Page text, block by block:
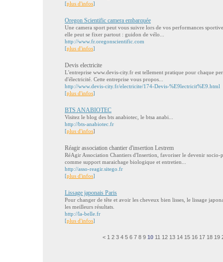
[plus d'infos]
Oregon Scientific camera embarquée
Une camera sport peut vous suivre lors de vos performances
elle peut se fixer partout : guidon de vélo...
http://www.fr.oregonscientific.com
[plus d'infos]
Devis electricite
L'entreprise www.devis-city.fr est tellement pratique pour chaque
d'électricité. Cette entreprise vous propos...
http://www.devis-city.fr/electricite/174-Devis-%E9lectricit%E9.html
[plus d'infos]
BTS ANABIOTEC
Visitez le blog des bts anabiotec , le btsa anabi...
http://bts-anabiotec.fr
[plus d'infos]
Réagir association chantier d'insertion Lestrem
RéAgir Association Chantiers d'Insertion, favoriser le devenir socio-
comme support maraichage biologique et entretien...
http://asso-reagir.sitego.fr
[plus d'infos]
Lissage japonais Paris
Pour changer de tête et avoir les cheveux bien lisses, le lissage
les meilleurs résultats.
http://la-belle.fr
[plus d'infos]
< 1 2 3 4 5 6 7 8 9 10 11 12 13 14 15 16 17 18 19